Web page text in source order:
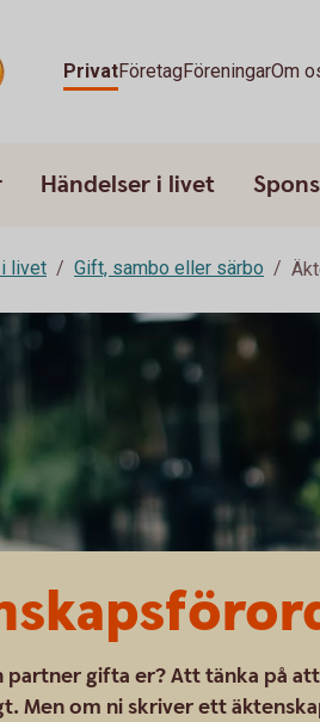
PrivatFöretagFöreningarOm
Händelser i livet
livet Gift, sambo eller särbo
partner gifta er? Att tänka på
Men om ni skriver ett